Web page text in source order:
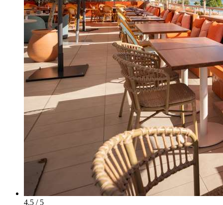
4.5 / 5